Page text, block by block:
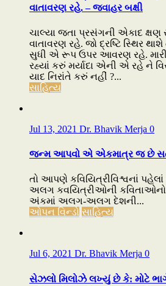
વાતાવરણ રહે. – જવાહર બક્ષી
ચાલ્યા જતા પ્રસંગની એકાદ ક્ષણ
વાતાવરણ રહે. જો દ્રષ્ટિ સ્થિર
સુધી એ રૂપ ઉપર આવરણ રહે. મારી
રહ્યાં કરું મર્યાદા એની એ રહે ને
યાદ નિરાંતે કરું નહીં ?...
સાહિત્ય
Jul 13, 2021 Dr. Bhavik Merja 0
જન્મ આપવો એ એકમાત્ર જ છે
તો આપણે કવિયિત્રીવિશ્વનાં
અલગ કવયિત્રીઓની કવિતાઓનો
અંકમાં અલગ-અલગ દેશની...
ઓપન વિન્ડો સાહિત્ય
Jul 6, 2021 Dr. Bhavik Merja 0
સેઝલો મિલોઝે લખ્યું છે કે: મોટે